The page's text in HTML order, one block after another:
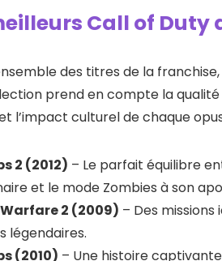
Call of Duty
des titres de la
prend en compte la qualité
l’impact culturel de chaque
2 (2012) – Le parfait équilibre
et le mode Zombies à son
2 (2009) – Des missions
légendaires.
(2010) – Une histoire